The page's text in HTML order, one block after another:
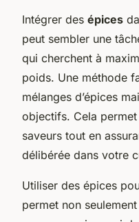
Intégrer des épices
peut sembler une
qui cherchent à
poids. Une méthode
mélanges d’épices
objectifs. Cela
saveurs tout en
délibérée dans votre
Utiliser des épices
permet non